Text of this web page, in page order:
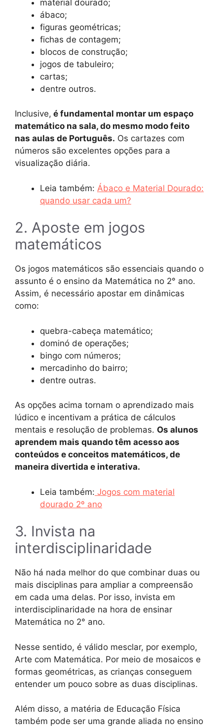
material dourado;
ábaco;
figuras geométricas;
fichas de contagem;
blocos de construção;
jogos de tabuleiro;
cartas;
dentre outros.
Inclusive, é fundamental montar um espaço
matemático na sala, do mesmo modo feito
nas aulas de Português. Os cartazes com
números são excelentes opções para a
visualização diária.
Leia também: Ábaco e Material Dourado:
quando usar cada um?
2. Aposte em jogos
matemáticos
Os jogos matemáticos são essenciais quando o
assunto é o ensino da Matemática no 2° ano.
Assim, é necessário apostar em dinâmicas
como:
quebra-cabeça matemático;
dominó de operações;
bingo com números;
mercadinho do bairro;
dentre outras.
As opções acima tornam o aprendizado mais
lúdico e incentivam a prática de cálculos
mentais e resolução de problemas. Os alunos
aprendem mais quando têm acesso aos
conteúdos e conceitos matemáticos, de
maneira divertida e interativa.
Leia também: Jogos com material
dourado 2º ano
3. Invista na
interdisciplinaridade
Não há nada melhor do que combinar duas ou
mais disciplinas para ampliar a compreensão
em cada uma delas. Por isso, invista em
interdisciplinaridade na hora de ensinar
Matemática no 2° ano.
Nesse sentido, é válido mesclar, por exemplo,
Arte com Matemática. Por meio de mosaicos e
formas geométricas, as crianças conseguem
entender um pouco sobre as duas disciplinas.
Além disso, a matéria de Educação Física
também pode ser uma grande aliada no ensino